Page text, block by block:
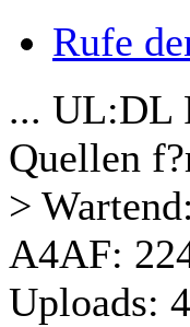
Rufe
... UL:DL
Quellen
>
A4AF:
Uploads: